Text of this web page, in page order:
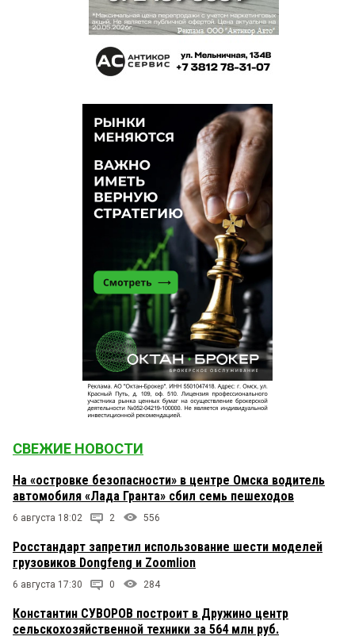
СВЕЖИЕ НОВОСТИ
На «островке безопасности» в центре Омска водитель
автомобиля «Лада Гранта» сбил семь пешеходов
6 августа 18:02 2 556
Росстандарт запретил использование шести моделей
грузовиков Dongfeng и Zoomlion
6 августа 17:30 0 284
Константин СУВОРОВ построит в Дружино центр
сельскохозяйственной техники за 564 млн руб.